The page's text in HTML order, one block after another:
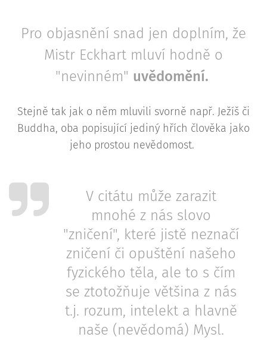
Pro objasnění snad jen doplním, že
Mistr Eckhart mluví hodně o
"nevinném" uvědomění.
Stejně tak jak o něm mluvili svorně např. Ježíš či
Buddha, oba popisující jediný hřích člověka jako
jeho prostou nevědomost.
V citátu může zarazit
mnohé z nás slovo
"zničení", které jistě neznačí
zničení či opuštění našeho
fyzického těla, ale to s čím
se ztotožňuje většina z nás
t.j. rozum, intelekt a hlavně
naše (nevědomá) Mysl.